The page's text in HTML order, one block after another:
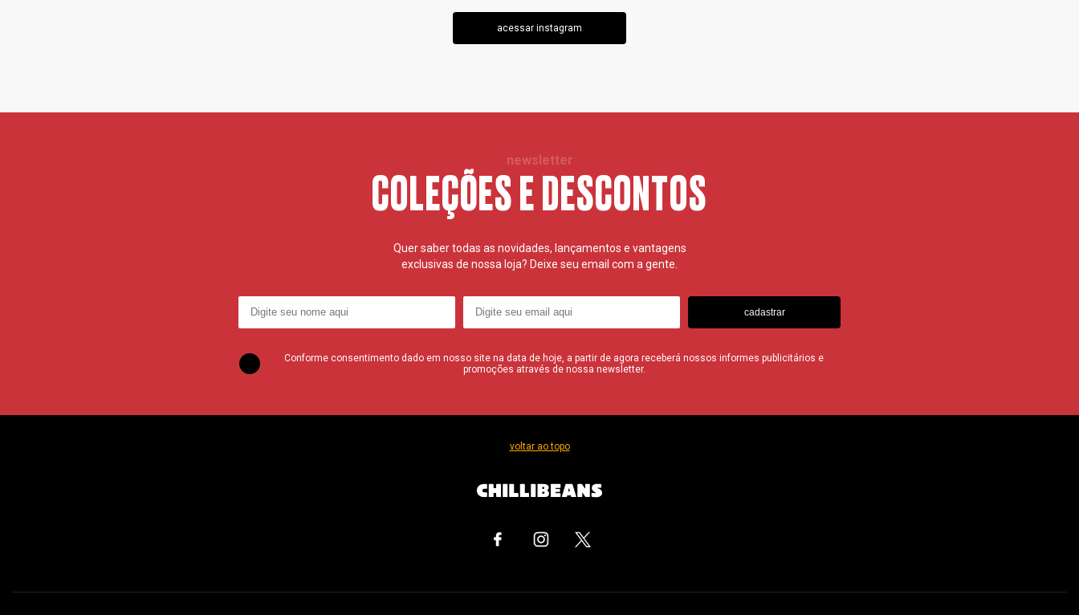
acessar instagram
newsletter
COLEÇÕES E DESCONTOS
Quer saber todas as novidades, lançamentos e vantagens
exclusivas de nossa loja? Deixe seu email com a gente.
cadastrar
Conforme consentimento dado em nosso site na data de hoje, a partir de agora receberá nossos informes publicitários e
promoções através de nossa newsletter.
voltar ao topo